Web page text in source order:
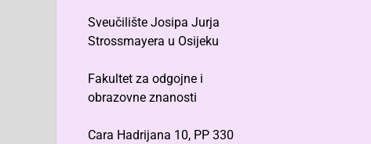
Sveučilište Josipa Jurja
Strossmayera u Osijeku
Fakultet za odgojne i
obrazovne znanosti
Cara Hadrijana 10, PP 330